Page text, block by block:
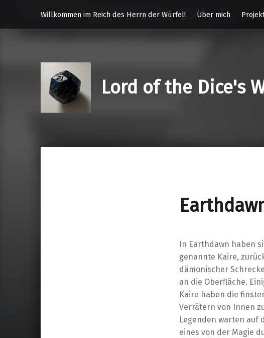
Willkommen im Reich des Herrn der Würfel!
Über mich
Lord of the Dice's
In Earthdawn haben
genannte Kaire,
dämonischer
an die Oberfläche.
Kaire haben die
Verrätern von Innen
Legenden warten auf
eines von der Magie